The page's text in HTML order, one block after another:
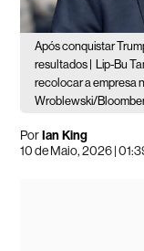
Após conquistar
resultados |
Lip-Bu
recolocar a empresa
Wroblewski/
PorIan King
10 de Maio, 2026 |